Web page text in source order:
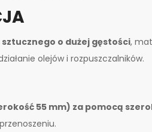
o dużej gęstości,
olejów i rozpuszczalników.
55 mm) za pomocą